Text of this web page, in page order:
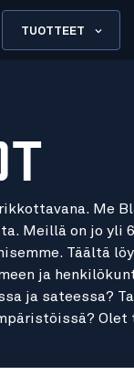
TUOTTEET
Me
Meillä on jo yli
Täältä
ja
ja sateessa?
Olet